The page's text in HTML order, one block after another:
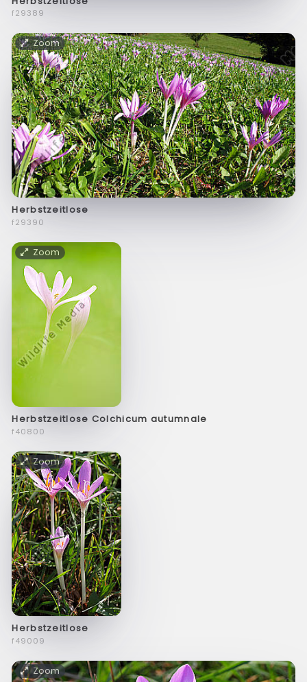
f29389
Zoom
Herbstzeitlose
f29390
Zoom
Herbstzeitlose Colchicum autumnale
f40800
Zoom
Herbstzeitlose
f49009
Zoom